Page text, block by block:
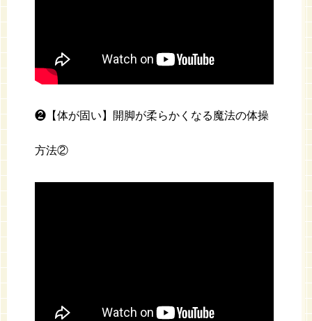
❷【体が固い】開脚が柔らかくなる魔法の体操
方法②